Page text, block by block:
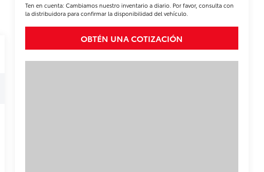
Ten en cuenta: Cambiamos nuestro inventario a diario. Por favor, consulta con
la distribuidora para confirmar la disponibilidad del vehículo.
OBTÉN UNA COTIZACIÓN